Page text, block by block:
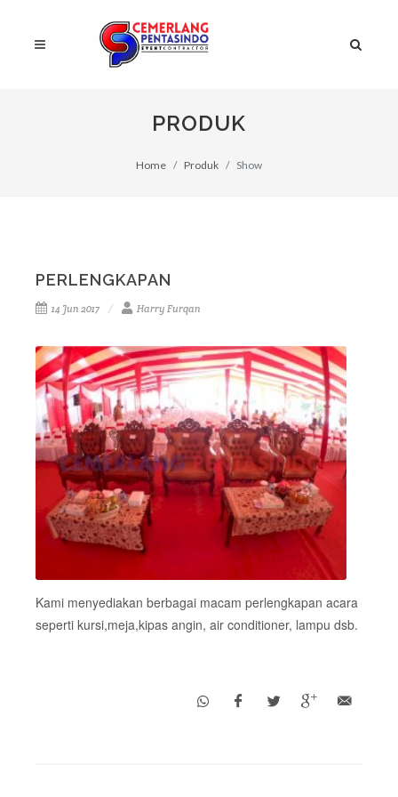
PRODUK
Home Produk Show
PERLENGKAPAN
14 Jun 2017 Harry Furqan
Kami menyediakan berbagai macam perlengkapan acara
seperti kursi,meja,kipas angin, air conditioner, lampu dsb.